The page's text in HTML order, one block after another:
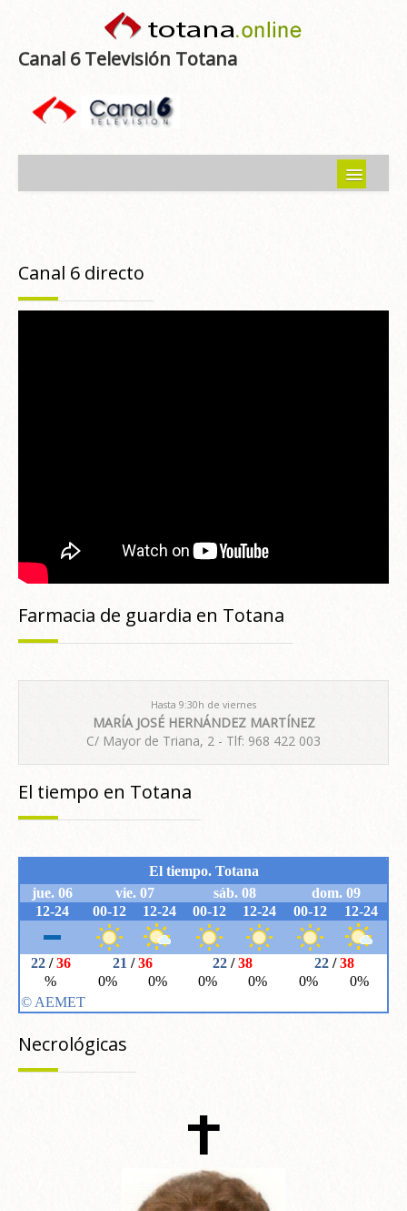
Canal 6 Televisión Totana
Programas emitidos
Necrológicas
Canal 6 directo
Farmacia de guardia en Totana
Hasta 9:30h de viernes
MARÍA JOSÉ HERNÁNDEZ MARTÍNEZ
C/ Mayor de Triana, 2 - Tlf: 968 422 003
El tiempo en Totana